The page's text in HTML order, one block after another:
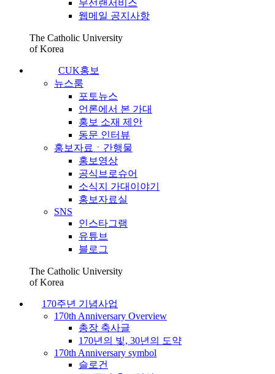
무선랜서비스
웹메일 공지사항
The Catholic University
of Korea
CUK홍보
뉴스룸
포토뉴스
언론에서 본 가대
홍보 소재 제안
동문 인터뷰
홍보자료ㆍ간행물
홍보영상
공식브로슈어
소식지 가대이야기
홍보자료실
SNS
인스타그램
유튜브
블로그
The Catholic University
of Korea
170주년 기념사업
170th Anniversary Overview
총장 축사글
170년의 빛, 30년의 도약
170th Anniversary symbol
슬로건